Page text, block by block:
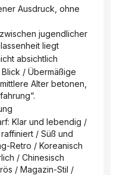
liegt
absichtlich
Alter betonen,
/ Süß und
Retro / Koreanisch
/ Chinesisch
/ Magazin-Stil /